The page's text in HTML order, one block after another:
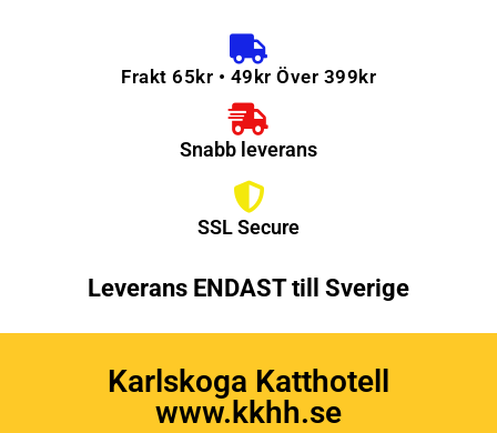
Frakt 65kr • 49kr Över 399kr
Snabb leverans
SSL Secure
Leverans ENDAST till Sverige
Karlskoga Katthotell
www.kkhh.se